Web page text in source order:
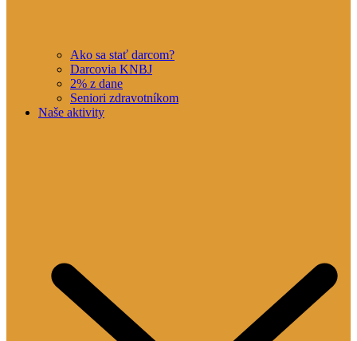
Ako sa stať darcom?
Darcovia KNBJ
2% z dane
Seniori zdravotníkom
Naše aktivity